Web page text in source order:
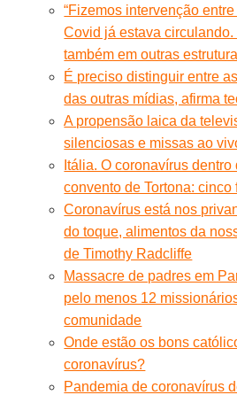
“Fizemos intervenção
Covid já estava
também em outras
É preciso distinguir entre
das outras mídias, afirma
A propensão laica da
silenciosas e missas ao
Itália. O coronavírus
convento de Tortona: cinco
Coronavírus está nos
do toque, alimentos da
de Timothy Radcliffe
Massacre de padres em
pelo menos 12
comunidade
Onde estão os bons
coronavírus?
Pandemia de coronavírus